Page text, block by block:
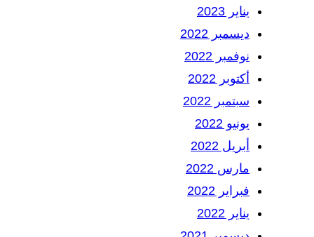
يناير 2023
ديسمبر 2022
نوفمبر 2022
أكتوبر 2022
سبتمبر 2022
يونيو 2022
أبريل 2022
مارس 2022
فبراير 2022
يناير 2022